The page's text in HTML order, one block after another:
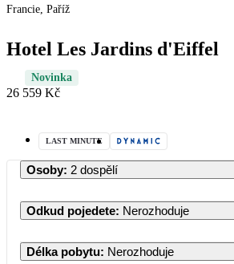
Francie, Paříž
Hotel Les Jardins d'Eiffel
Novinka
26 559 Kč
LAST MINUTE
Osoby: 2 dospělí
Odkud pojedete: Nerozhoduje
Délka pobytu: Nerozhoduje